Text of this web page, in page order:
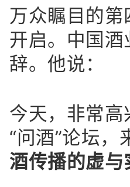
万众瞩目的第
开启。中国
辞。他说：
今天，非常
“问酒”论坛，
酒传播的虚